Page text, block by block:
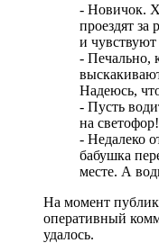
- Новичок.
проездят за
и чувствуют
- Печально,
Надеюсь,
- Пусть
на светофор!
- Недалеко
бабушка
месте. А
На момент
оперативный
удалось.